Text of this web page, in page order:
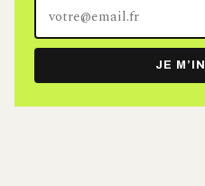
Votre
adresse
e-
mail
JE